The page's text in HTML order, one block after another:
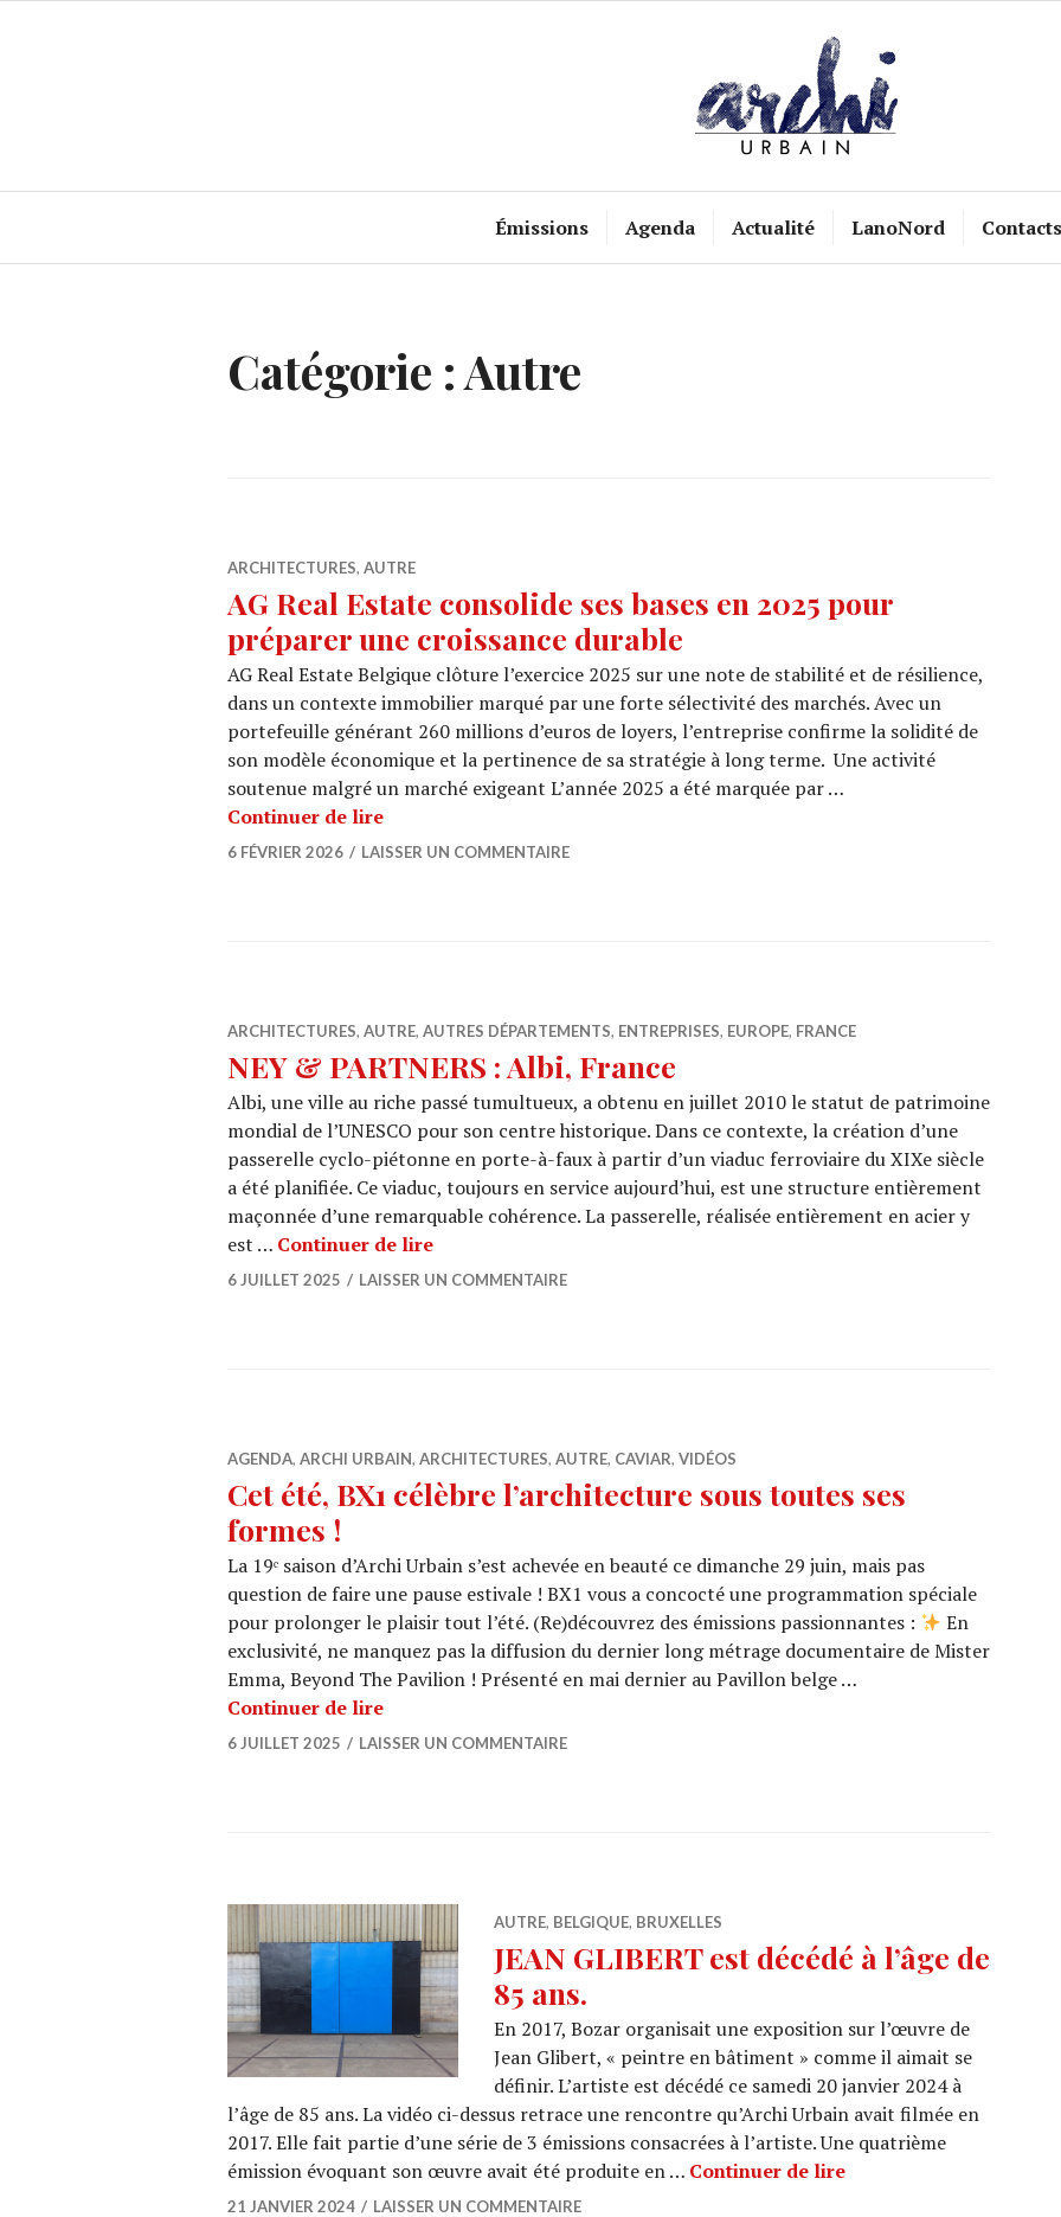
Émissions Agenda Actualité LanoNord Contacts
Catégorie :Autre
ARCHITECTURES, AUTRE
AG Real Estate consolide ses bases en 2025 pour
préparer une croissance durable
AG Real Estate Belgique clôture l’exercice 2025 sur une note de stabilité et de résilience,
dans un contexte immobilier marqué par une forte sélectivité des marchés. Avec un
portefeuille générant 260 millions d’euros de loyers, l’entreprise confirme la solidité de
son modèle économique et la pertinence de sa stratégie à long terme. Une activité
soutenue malgré un marché exigeant L’année 2025 a été marquée par …
Continuer de lireAG Real Estate consolide ses bases en 2025 pour préparer une croissance
6 FÉVRIER 2026 LAISSER UN COMMENTAIRE
ARCHITECTURES, AUTRE, AUTRES DÉPARTEMENTS, ENTREPRISES, EUROPE, FRANCE
NEY & PARTNERS : Albi, France
Albi, une ville au riche passé tumultueux, a obtenu en juillet 2010 le statut de patrimoine
mondial de l’UNESCO pour son centre historique. Dans ce contexte, la création d’une
passerelle cyclo-piétonne en porte-à-faux à partir d’un viaduc ferroviaire du XIXe siècle
a été planifiée. Ce viaduc, toujours en service aujourd’hui, est une structure entièrement
maçonnée d’une remarquable cohérence. La passerelle, réalisée entièrement en acier y
est … Continuer de lireNEY & PARTNERS : Albi, France
6 JUILLET 2025 LAISSER UN COMMENTAIRE
AGENDA, ARCHI URBAIN, ARCHITECTURES, AUTRE, CAVIAR, VIDÉOS
Cet été, BX1 célèbre l’architecture sous toutes ses
formes !
La 19ᵉ saison d’Archi Urbain s’est achevée en beauté ce dimanche 29 juin, mais pas
question de faire une pause estivale ! BX1 vous a concocté une programmation spéciale
pour prolonger le plaisir tout l’été. (Re)découvrez des émissions passionnantes :
En
exclusivité, ne manquez pas la diffusion du dernier long métrage documentaire de Mister
Emma, Beyond The Pavilion ! Présenté en mai dernier au Pavillon belge …
Continuer de lireCet été, BX1 célèbre l’architecture sous toutes ses formes !
6 JUILLET 2025 LAISSER UN COMMENTAIRE
AUTRE, BELGIQUE, BRUXELLES
JEAN GLIBERT est décédé à l’âge de
85 ans.
En 2017, Bozar organisait une exposition sur l’œuvre de
Jean Glibert, « peintre en bâtiment » comme il aimait se
définir. L’artiste est décédé ce samedi 20 janvier 2024 à
l’âge de 85 ans. La vidéo ci-dessus retrace une rencontre qu’Archi Urbain avait filmée en
2017. Elle fait partie d’une série de 3 émissions consacrées à l’artiste. Une quatrième
émission évoquant son œuvre avait été produite en … Continuer de lireJEAN GLIBERT est
21 JANVIER 2024 LAISSER UN COMMENTAIRE